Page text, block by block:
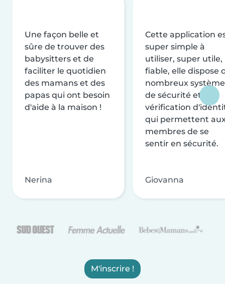
Une façon belle et
sûre de trouver des
babysitters et de
faciliter le quotidien
des mamans et des
papas qui ont besoin
d'aide à la maison !
Nerina
Cette application
super simple à
utiliser, super utile,
fiable, elle dispose
nombreux
de sécurité et de
vérification
qui permettent
membres de se
sentir en sécurité.
Giovanna
M'inscrire !